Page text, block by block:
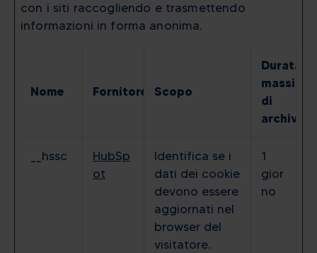
con i siti raccogliendo e trasmettendo
informazioni in forma anonima.
Nome Fornitore Scopo
Durata
massima
di
__hssc
HubSp
ot
Identifica se i
dati dei cookie
devono essere
aggiornati nel
browser del
visitatore.
1
gior
no